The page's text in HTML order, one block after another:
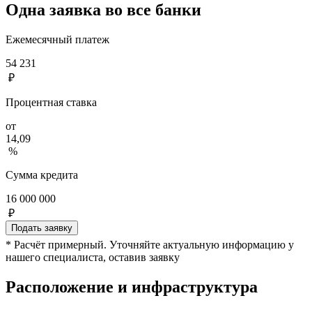
Одна заявка во все банки
Ежемесячный платеж
54 231
₽
Процентная ставка
от
14,09
%
Сумма кредита
16 000 000
₽
Подать заявку
* Расчёт примерный. Уточняйте актуальную информацию у
нашего специалиста, оставив заявку
Расположение и инфраструктура